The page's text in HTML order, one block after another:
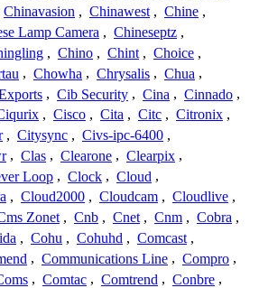
Chinavasion , Chinawest , Chine ,
Lamp Camera , Chineseptz ,
, Chino , Chint , Choice ,
, Chowha , Chrysalis , Chua ,
, Cib Security , Cina , Cinnado ,
, Cisco , Cita , Citc , Citronix ,
, Citysync , Civs-ipc-6400 ,
, Clas , Clearone , Clearpix ,
Loop , Clock , Cloud ,
, Cloud2000 , Cloudcam , Cloudlive ,
Zonet , Cnb , Cnet , Cnm , Cobra ,
, Cohu , Cohuhd , Comcast ,
, Communications Line , Compro ,
, Comtac , Comtrend , Conbre ,